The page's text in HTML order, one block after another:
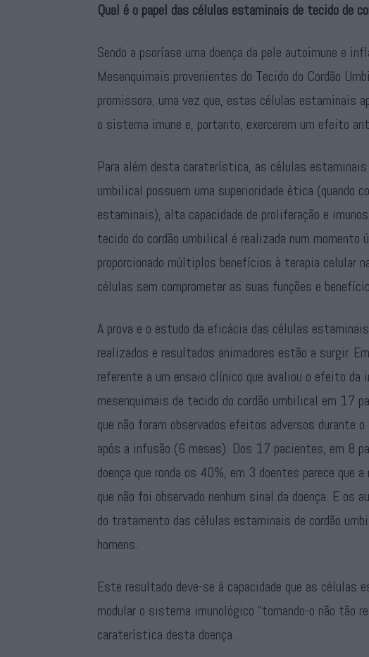
Qual é o papel das células estaminais de tecido de
Sendo a psoríase uma doença da pele autoimune e
Mesenquimais provenientes do Tecido do Cordão
promissora, uma vez que, estas células estaminais
o sistema imune e, portanto, exercerem um efeito
Para além desta caraterística, as células estaminais
umbilical possuem uma superioridade ética (quando
estaminais), alta capacidade de proliferação e
tecido do cordão umbilical é realizada num momento
proporcionado múltiplos benefícios à terapia celular
células sem comprometer as suas funções e
A prova e o estudo da eficácia das células
realizados e resultados animadores estão a surgir.
referente a um ensaio clínico que avaliou o efeito
mesenquimais de tecido do cordão umbilical em 17
que não foram observados efeitos adversos durante
após a infusão (6 meses). Dos 17 pacientes, em 8
doença que ronda os 40%, em 3 doentes parece
que não foi observado nenhum sinal da doença. E os
do tratamento das células estaminais de cordão
homens.
Este resultado deve-se à capacidade que as células
modular o sistema imunológico “tornando-o não tão
caraterística desta doença.